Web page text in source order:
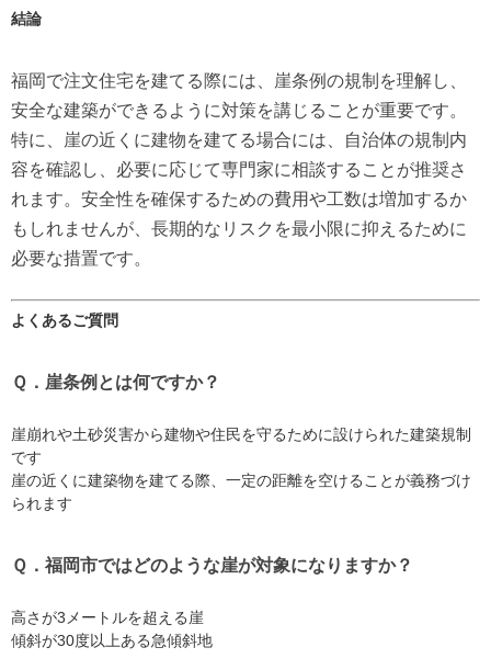
結論
福岡で注文住宅を建てる際には、崖条例の規制を理解し、
安全な建築ができるように対策を講じることが重要です。
特に、崖の近くに建物を建てる場合には、自治体の規制内
容を確認し、必要に応じて専門家に相談することが推奨さ
れます。安全性を確保するための費用や工数は増加するか
もしれませんが、長期的なリスクを最小限に抑えるために
必要な措置です。
よくあるご質問
Ｑ．崖条例とは何ですか？
崖崩れや土砂災害から建物や住民を守るために設けられた建築規制
です
崖の近くに建築物を建てる際、一定の距離を空けることが義務づけ
られます
Ｑ．福岡市ではどのような崖が対象になりますか？
高さが3メートルを超える崖
傾斜が30度以上ある急傾斜地